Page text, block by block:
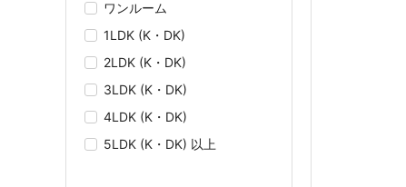
ワンルーム
1LDK (K・DK)
2LDK (K・DK)
3LDK (K・DK)
4LDK (K・DK)
5LDK (K・DK) 以上